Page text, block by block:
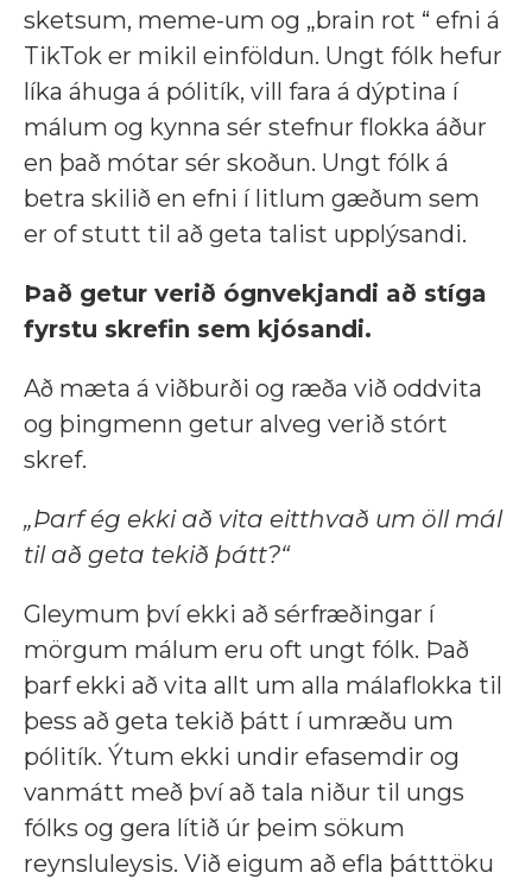
sketsum, meme-um og „brain rot “ efni á
TikTok er mikil einföldun. Ungt fólk hefur
líka áhuga á pólitík, vill fara á dýptina í
málum og kynna sér stefnur flokka áður
en það mótar sér skoðun. Ungt fólk á
betra skilið en efni í litlum gæðum sem
er of stutt til að geta talist upplýsandi.
Það getur verið ógnvekjandi að stíga
fyrstu skrefin sem kjósandi.
Að mæta á viðburði og ræða við oddvita
og þingmenn getur alveg verið stórt
skref.
„Þarf ég ekki að vita eitthvað um öll mál
til að geta tekið þátt?“
Gleymum því ekki að sérfræðingar í
mörgum málum eru oft ungt fólk. Það
þarf ekki að vita allt um alla málaflokka til
þess að geta tekið þátt í umræðu um
pólitík. Ýtum ekki undir efasemdir og
vanmátt með því að tala niður til ungs
fólks og gera lítið úr þeim sökum
reynsluleysis. Við eigum að efla þátttöku